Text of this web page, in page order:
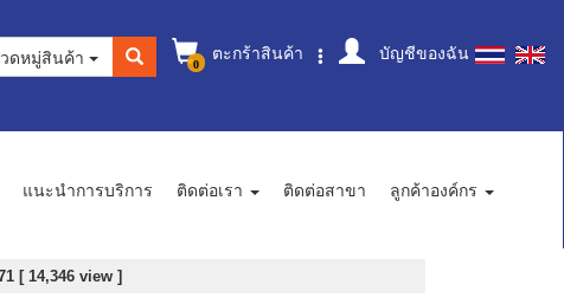
0 ตะกร้าสินค้า บัญชีของฉัน
ดหมู่สินค้า
แนะนำการบริการ ติดต่อเรา ติดต่อสาขา
ลูกค้าองค์กร
[ 14,346 view ]